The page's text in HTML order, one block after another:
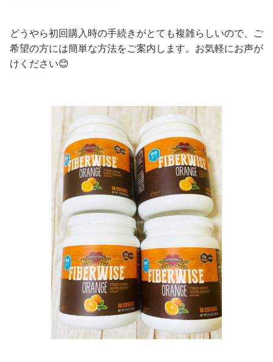
どうやら初回購入時の手続きがとても複雑らしいので、ご
希望の方には簡単な方法をご案内します。お気軽にお声が
けください😊